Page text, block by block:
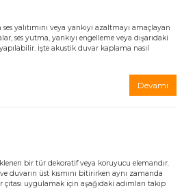
yalıtımını veya yankıyı azaltmayı amaçlayan
ses yutma, yankıyı engelleme veya dışarıdaki
İşte akustik duvar kaplama nasıl
Devamı
bir tür dekoratif veya koruyucu elemandır.
duvarın üst kısmını bitirirken aynı zamanda
uygulamak için aşağıdaki adımları takip